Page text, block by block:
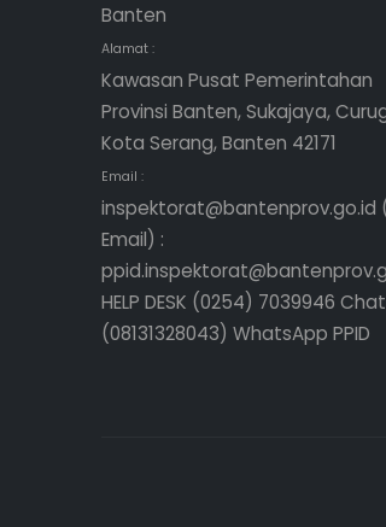
Banten
Alamat :
Kawasan Pusat Pemerintahan
Provinsi Banten, Sukajaya,
Kota Serang, Banten 42171
Email :
inspektorat@bantenprov.go.id
Email) :
HELP DESK (0254) 7039946
(08131328043) WhatsApp PPID